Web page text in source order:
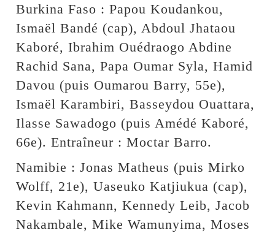
Burkina Faso : Papou Koudankou,
Ismaël Bandé (cap), Abdoul Jhataou
Kaboré, Ibrahim Ouédraogo Abdine
Rachid Sana, Papa Oumar Syla, Hamid
Davou (puis Oumarou Barry, 55e),
Ismaël Karambiri, Basseydou Ouattara,
Ilasse Sawadogo (puis Amédé Kaboré,
66e). Entraîneur : Moctar Barro.
Namibie : Jonas Matheus (puis Mirko
Wolff, 21e), Uaseuko Katjiukua (cap),
Kevin Kahmann, Kennedy Leib, Jacob
Nakambale, Mike Wamunyima, Moses